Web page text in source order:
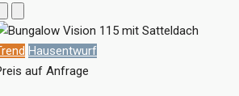
Hausentwurf
auf Anfrage